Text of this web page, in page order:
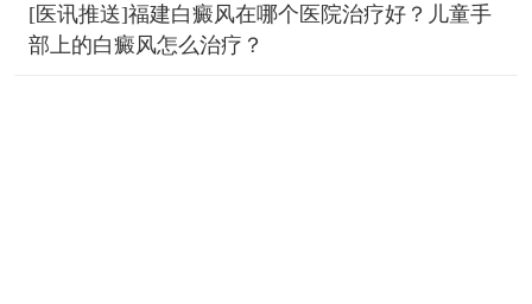
[医讯推送]福建白癜风在哪个医院治疗好？儿童手
部上的白癜风怎么治疗？